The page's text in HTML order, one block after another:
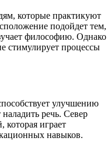
которые практикуют
подойдет тем,
философию. Однако
стимулирует процессы
улучшению
речь. Север
которая играет
навыков.